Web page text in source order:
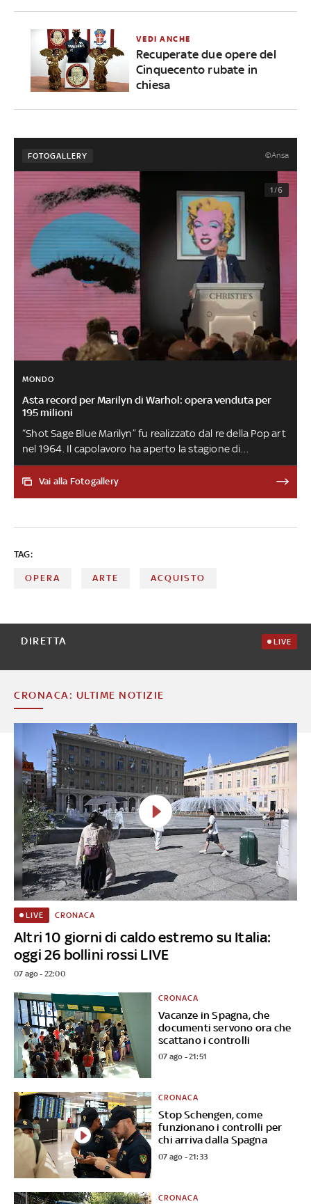
VEDI ANCHE
Recuperate due opere del
Cinquecento rubate in
chiesa
FOTOGALLERY ©Ansa
1/6
MONDO
Asta record per Marilyn di Warhol: opera venduta per
195 milioni
“Shot Sage Blue Marilyn” fu realizzato dal re della Pop art
nel 1964. Il capolavoro ha aperto la stagione di
primavera per le aste di New York e ha segnato un
primato: si tratta del prezzo più alto mai pagato per
Vai alla Fotogallery
TAG:
OPERA ARTE ACQUISTO
DIRETTA LIVE
CRONACA: ULTIME NOTIZIE
Altri 10 giorni di caldo estremo su Italia:
oggi 26 bollini rossi LIVE
LIVE CRONACA
07 ago - 22:00
Vacanze in Spagna, che
documenti servono ora che
scattano i controlli
CRONACA
07 ago - 21:51
Stop Schengen, come
funzionano i controlli per
chi arriva dalla Spagna
CRONACA
07 ago - 21:33
CRONACA